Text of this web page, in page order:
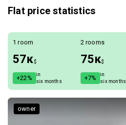
Flat price statistics
1 room
57к$
+22%
in
six months
2 rooms
75к$
+7%
in
six months
owner